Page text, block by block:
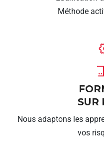
Méthode
SUR
Nous adaptons les
vos